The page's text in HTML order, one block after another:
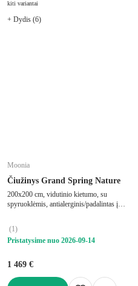
kiti variantai
+ Dydis (6)
Moonia
Čiužinys Grand Spring Nature
200x200 cm, vidutinio kietumo, su
spyruoklėmis, antialerginis/padalintas į
gelio putų pluoštu, storis 30 cm, keliamoji
galia 200 kg
(1)
Pristatysime nuo 2026‑09‑14
1 469 €